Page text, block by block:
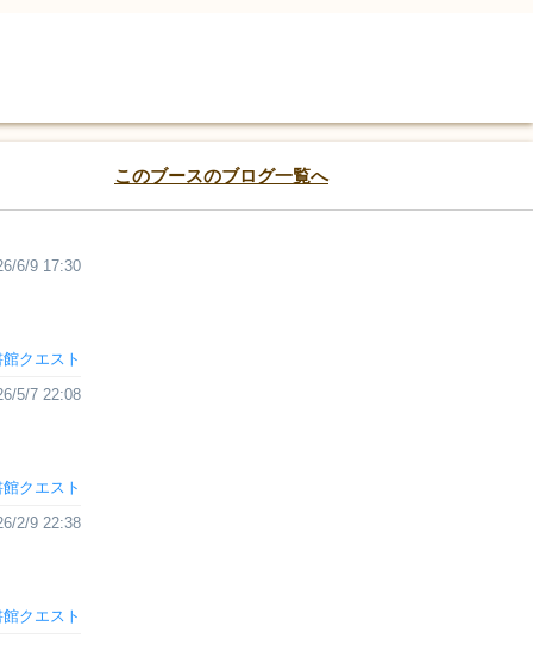
このブースのブログ一覧へ
6/9 17:30
クエスト
5/7 22:08
クエスト
2/9 22:38
クエスト